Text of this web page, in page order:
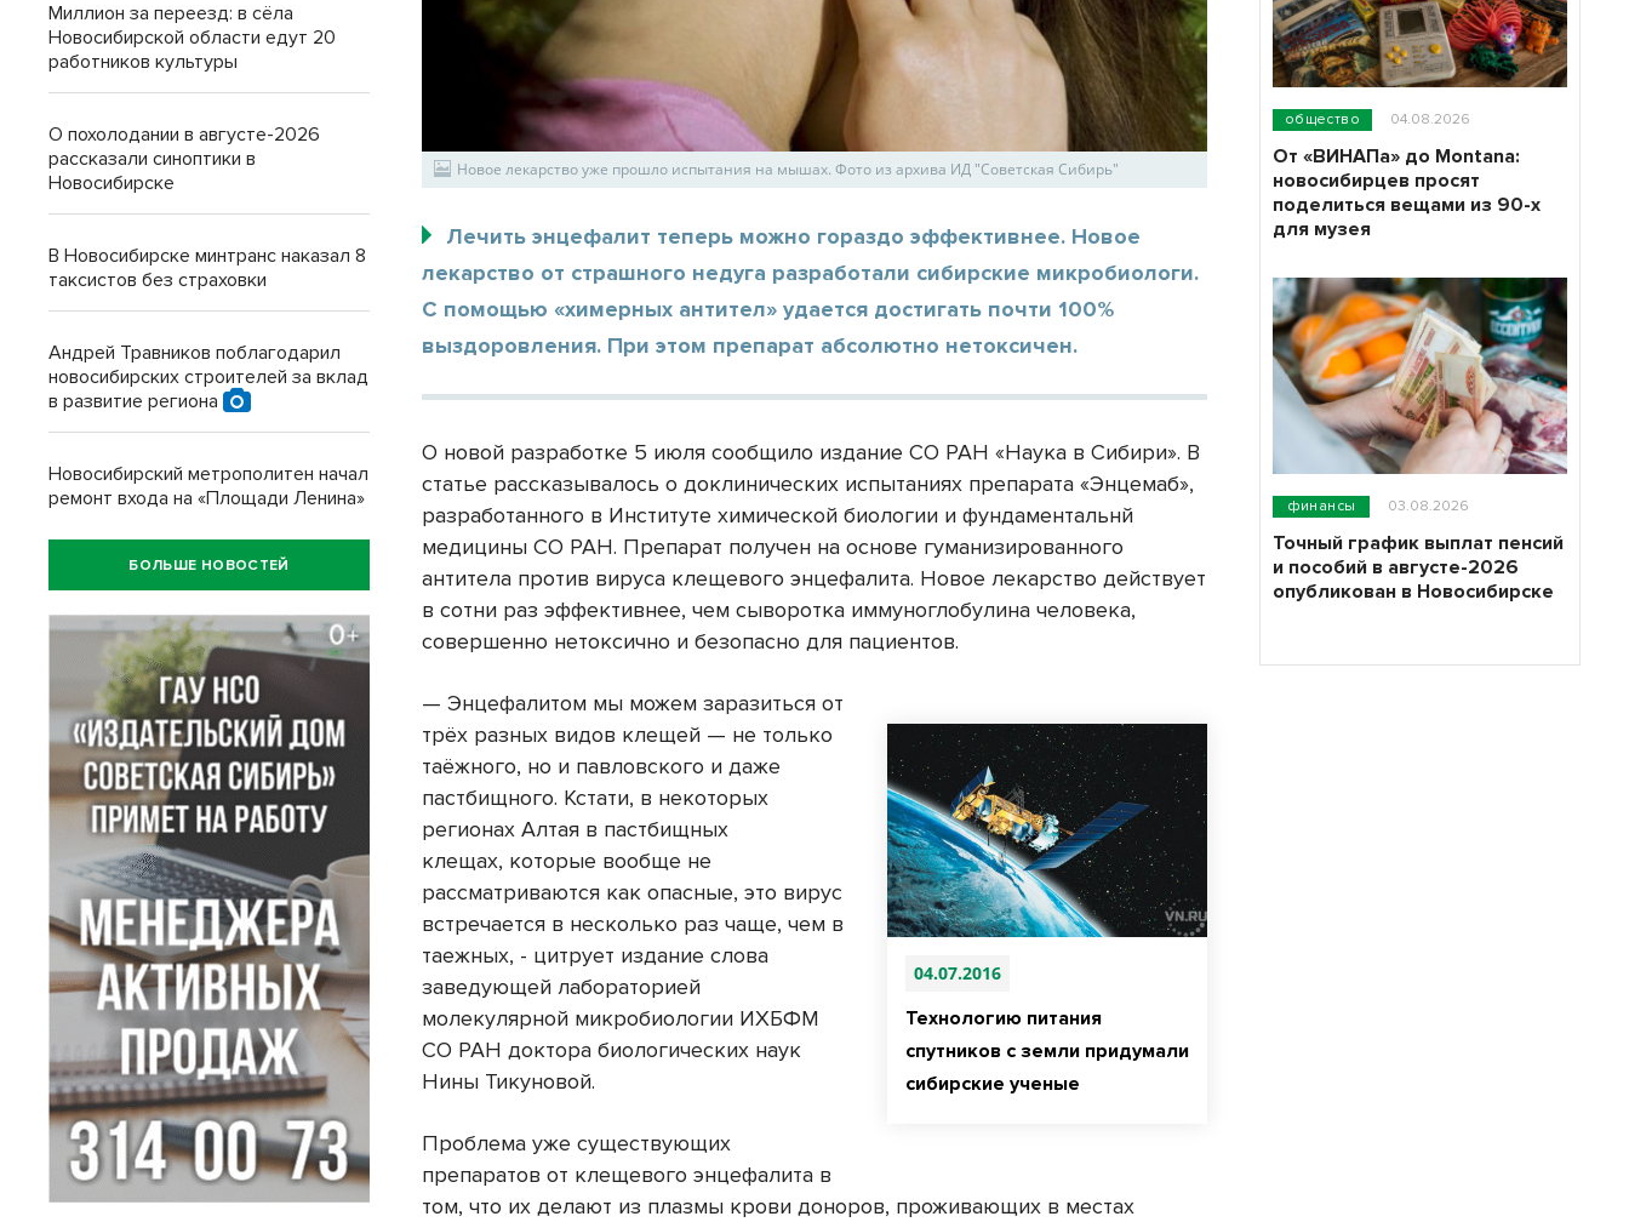
Новое лекарство уже прошло испытания на мышах. Фото из архива ИД "Советская Сибирь"
Лечить энцефалит теперь можно гораздо эффективнее. Новое
лекарство от страшного недуга разработали сибирские микробиологи.
С помощью «химерных антител» удается достигать почти 100%
выздоровления. При этом препарат абсолютно нетоксичен.
О новой разработке 5 июля сообщило издание СО РАН «Наука в Сибири». В
статье рассказывалось о доклинических испытаниях препарата «Энцемаб»,
разработанного в Институте химической биологии и фундаментальнй
медицины СО РАН. Препарат получен на основе гуманизированного
антитела против вируса клещевого энцефалита. Новое лекарство действует
в сотни раз эффективнее, чем сыворотка иммуноглобулина человека,
совершенно нетоксично и безопасно для пациентов.
04.07.2016
Технологию питания
спутников с земли придумали
сибирские ученые
— Энцефалитом мы можем заразиться от
трёх разных видов клещей — не только
таёжного, но и павловского и даже
пастбищного. Кстати, в некоторых
регионах Алтая в пастбищных
клещах, которые вообще не
рассматриваются как опасные, это вирус
встречается в несколько раз чаще, чем в
таежных, - цитрует издание слова
заведующей лабораторией
молекулярной микробиологии ИХБФМ
СО РАН доктора биологических наук
Нины Тикуновой.
Проблема уже существующих
препаратов от клещевого энцефалита в
том, что их делают из плазмы крови доноров, проживающих в местах
Миллион за переезд: в сёла
Новосибирской области едут 20
работников культуры
О похолодании в августе-2026
рассказали синоптики в
Новосибирске
В Новосибирске минтранс наказал 8
таксистов без страховки
Андрей Травников поблагодарил
новосибирских строителей за вклад
в развитие региона
Новосибирский метрополитен начал
ремонт входа на «Площади Ленина»
БОЛЬШЕ НОВОСТЕЙ
общество 04.08.2026
От «ВИНАПа» до Montana:
новосибирцев просят
поделиться вещами из 90-х
для музея
финансы 03.08.2026
Точный график выплат пенсий
и пособий в августе-2026
опубликован в Новосибирске